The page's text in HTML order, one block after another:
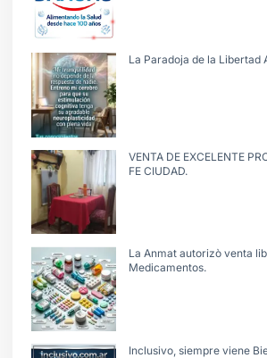
La Paradoja de la Libertad
VENTA DE EXCELENTE
FE CIUDAD.
La Anmat autorizò venta
Medicamentos.
Inclusivo, siempre viene